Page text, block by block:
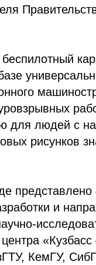
для людей с
рисунков
представлено
и
КемГУ,